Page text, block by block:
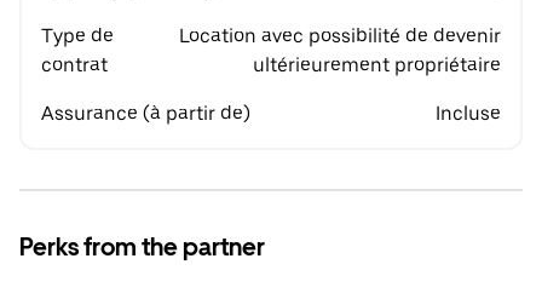
Type de
contrat
Location avec possibilité de devenir
ultérieurement propriétaire
Assurance (à partir de) Incluse
Perks from the partner